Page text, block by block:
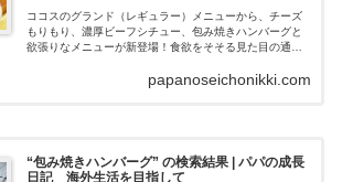
ココスのグランド（レギュラー）メニューから、チーズ
もりもり、濃厚ビーフシチュー、包み焼きハンバーグと
欲張りなメニューが新登場！食欲をそそる見た目の通
『山盛りチーズの濃厚ビーフシチュー包み焼きハンバー
papanoseichonikki.com
“包み焼きハンバーグ” の検索結果 | パパの成長
日記 海外生活を目指して